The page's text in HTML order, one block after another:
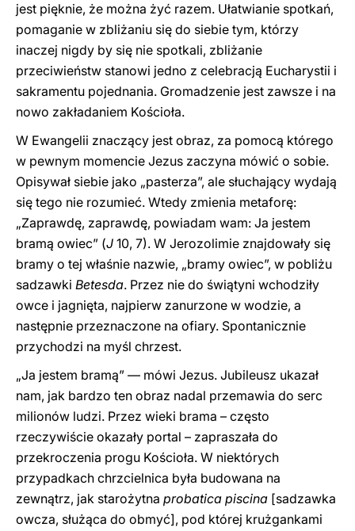
jest pięknie, że można żyć razem. Ułatwianie spotkań,
pomaganie w zbliżaniu się do siebie tym, którzy
inaczej nigdy by się nie spotkali, zbliżanie
przeciwieństw stanowi jedno z celebracją Eucharystii i
sakramentu pojednania. Gromadzenie jest zawsze i na
nowo zakładaniem Kościoła.
W Ewangelii znaczący jest obraz, za pomocą którego
w pewnym momencie Jezus zaczyna mówić o sobie.
Opisywał siebie jako „pasterza”, ale słuchający wydają
się tego nie rozumieć. Wtedy zmienia metaforę:
„Zaprawdę, zaprawdę, powiadam wam: Ja jestem
bramą owiec” (J 10, 7). W Jerozolimie znajdowały się
bramy o tej właśnie nazwie, „bramy owiec”, w pobliżu
sadzawki Betesda. Przez nie do świątyni wchodziły
owce i jagnięta, najpierw zanurzone w wodzie, a
następnie przeznaczone na ofiary. Spontanicznie
przychodzi na myśl chrzest.
„Ja jestem bramą” — mówi Jezus. Jubileusz ukazał
nam, jak bardzo ten obraz nadal przemawia do serc
milionów ludzi. Przez wieki brama – często
rzeczywiście okazały portal – zapraszała do
przekroczenia progu Kościoła. W niektórych
przypadkach chrzcielnica była budowana na
zewnątrz, jak starożytna probatica piscina [sadzawka
owcza, służąca do obmyć], pod której krużgankami